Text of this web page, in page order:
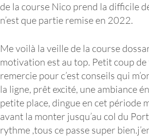
de la course Nico prend la difficile
n’est que partie remise en 2022.
Me voilà la veille de la course
motivation est au top. Petit coup
remercie pour c’est conseils qui
la ligne, prêt excité, une ambiance
petite place, dingue en cet période
avant la monter jusqu’au col du
rythme ,tous ce passe super